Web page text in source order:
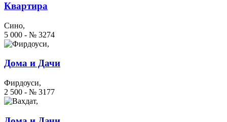
Квартира
Сино,
5 000 - № 3274
Дома и Дачи
Фирдоуси,
2 500 - № 3177